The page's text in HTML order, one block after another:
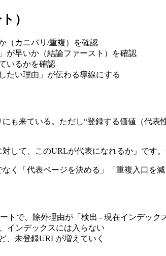
）
（カニバリ/重複）を確認
が早いか（結論ファースト）を確認
いるかを確認
たい理由」が伝わる導線にする
も来ている。ただし“登録する価値（代
して、このURLが代表になれるか」です
く「代表ページを決める」「重複入口を
ートで、除外理由が「検出 - 現在インデッ
インデックスには入らない
、未登録URLが増えていく